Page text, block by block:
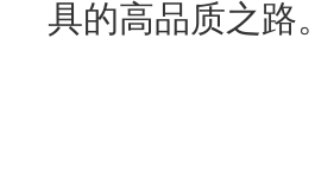
具的高品质之路。